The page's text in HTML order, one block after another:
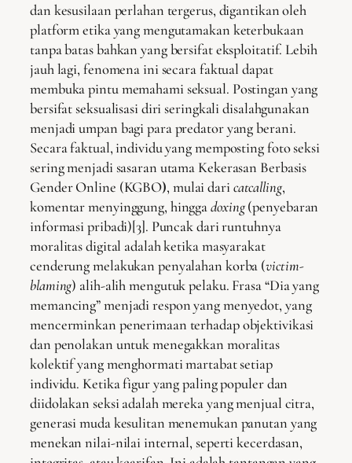
dan kesusilaan perlahan tergerus, digantikan oleh
platform etika yang mengutamakan keterbukaan
tanpa batas bahkan yang bersifat eksploitatif. Lebih
jauh lagi, fenomena ini secara faktual dapat
membuka pintu memahami seksual. Postingan yang
bersifat seksualisasi diri seringkali disalahgunakan
menjadi umpan bagi para predator yang berani.
Secara faktual, individu yang memposting foto seksi
sering menjadi sasaran utama Kekerasan Berbasis
Gender Online (KGBO), mulai dari catcalling,
komentar menyinggung, hinggadoxing(penyebaran
informasi pribadi)[3]. Puncak dari runtuhnya
moralitas digital adalah ketika masyarakat
cenderung melakukan penyalahan korba (victim-
blaming) alih-alih mengutuk pelaku. Frasa “Dia yang
memancing” menjadi respon yang menyedot, yang
mencerminkan penerimaan terhadap objektivikasi
dan penolakan untuk menegakkan moralitas
kolektif yang menghormati martabat setiap
individu. Ketika figur yang paling populer dan
diidolakan seksi adalah mereka yang menjual citra,
generasi muda kesulitan menemukan panutan yang
menekan nilai-nilai internal, seperti kecerdasan,